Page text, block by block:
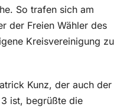
So trafen sich am
der Freien Wähler des
Kreisvereinigung zu
Kunz, der auch der
ist, begrüßte die